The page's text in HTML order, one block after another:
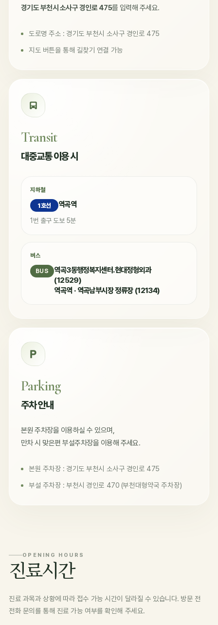
경기도 부천시 소사구 경인로 475를 입력해 주세요.
도로명 주소 : 경기도 부천시 소사구 경인로 475
지도 버튼을 통해 길찾기 연결 가능
Transit
대중교통 이용 시
지하철
1호선 역곡역
1번 출구 도보 5분
버스
BUS
역곡3동행정복지센터.현대정형외과
(12529)
역곡역 · 역곡남부시장 정류장 (12134)
Parking
주차 안내
본원 주차장을 이용하실 수 있으며,
만차 시 맞은편 부설주차장을 이용해 주세요.
본원 주차장 : 경기도 부천시 소사구 경인로 475
부설 주차장 : 부천시 경인로 470 (부천대형약국 주차장)
OPENING HOURS
진료시간
진료 과목과 상황에 따라 접수 가능 시간이 달라질 수 있습니다. 방문 전
전화 문의를 통해 진료 가능 여부를 확인해 주세요.